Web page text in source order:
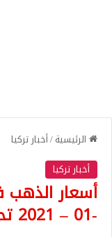
الرئيسية/أخبار تركيا
أخبار تركيا
-01 – 2021 تحسن واستقرار